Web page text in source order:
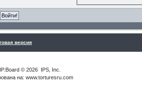
версия
IP.Board© 2026 IPS, Inc
на: www.torturesru.com